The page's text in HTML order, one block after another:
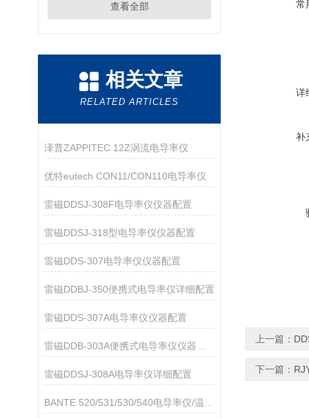
查看全部
相关文章
RELATED ARTICLES
泽普ZAPPITEC 12Z涡流电导率仪
优特eutech CON11/CON110电导率仪
雷磁DDSJ-308F电导率仪仪器配置
雷磁DDSJ-318型电导率仪仪器配置
雷磁DDS-307电导率仪仪器配置
雷磁DDBJ-350便携式电导率仪详细配置
雷磁DDS-307A电导率仪仪器配置
雷磁DDSJ-308A电导率仪详细配置
常
详
补
上一篇：
下一篇：